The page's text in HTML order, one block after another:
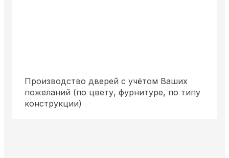
Производство дверей с учётом Ваших
пожеланий (по цвету, фурнитуре, по типу
конструкции)